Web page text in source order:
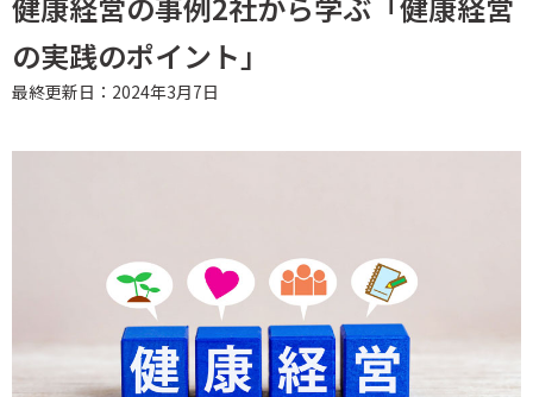
の実践のポイント」
最終更新日：2024年3月7日